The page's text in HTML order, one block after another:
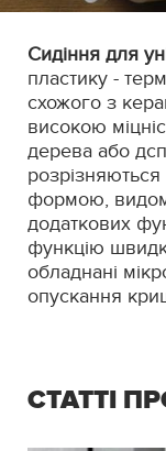
Сидіння для
пластику -
схожого з
високою
дерева або
формою, видом
додаткових
функцію
обладнані
опускання
СТАТТІ